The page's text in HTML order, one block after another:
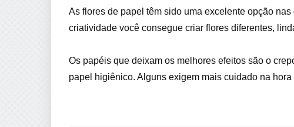
As flores de papel têm sido uma excelente opção
criatividade você consegue criar flores diferentes,
Os papéis que deixam os melhores efeitos são o
papel higiênico. Alguns exigem mais cuidado na